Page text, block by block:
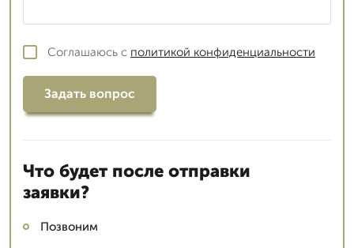
Соглашаюсь с политикой конфиденциальности
Задать вопрос
Что будет после отправки
заявки?
Позвоним